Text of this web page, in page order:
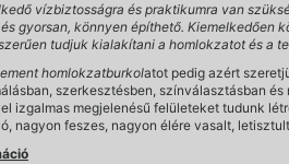
vízbiztosságra és praktikumra van
gyorsan, könnyen építhető. Kiemelkedően
tudjuk kialakítani a homlokzatot és a
homlokzatburkolatot pedig azért
szerkesztésben, színválasztásban
izgalmas megjelenésű felületeket tudunk
nagyon feszes, nagyon élére vasalt,